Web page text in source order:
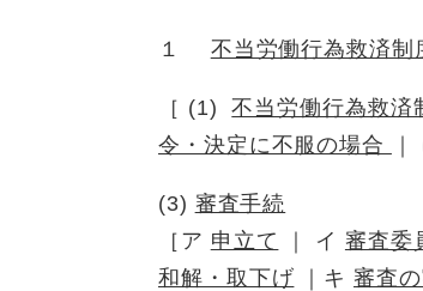
１ 不当労働行為救済制
［ (1)不当労働行為救済
令・決定に不服の場合
(3) 審査手続
［ア 申立て ｜ イ 審査委
和解・取下げ ｜キ 審査